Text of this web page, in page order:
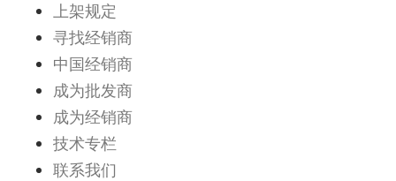
上架规定
寻找经销商
中国经销商
成为批发商
成为经销商
技术专栏
联系我们